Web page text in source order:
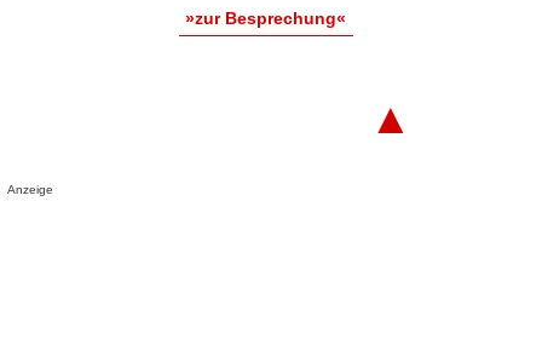
»zur Besprechung«
▲
Anzeige